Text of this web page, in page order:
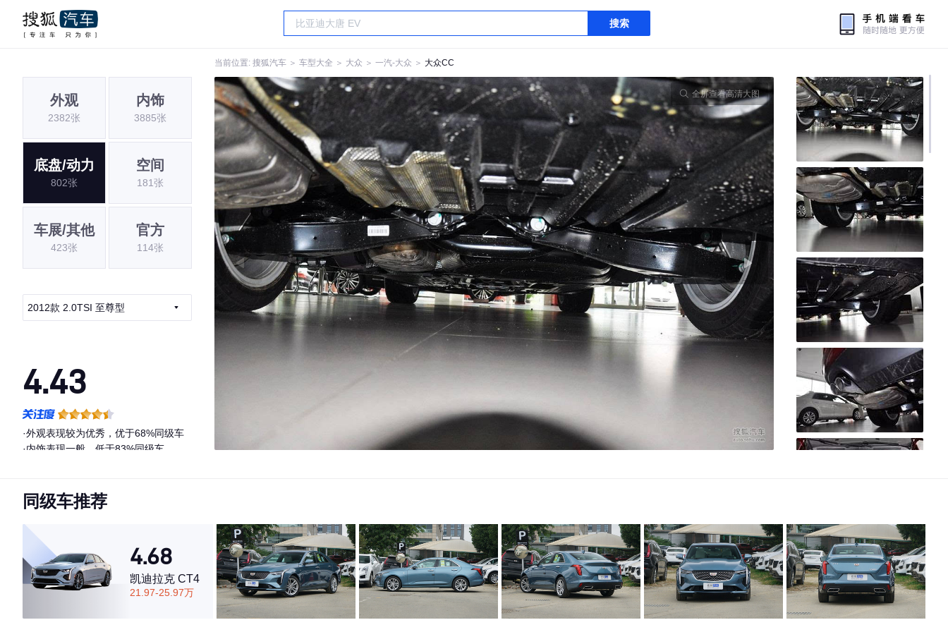
搜索
当前位置: 搜狐汽车 ＞ 车型大全 ＞ 大众 ＞ 一汽-大众 ＞ 大众CC
外观
2382张
内饰
3885张
底盘/动力
802张
空间
181张
车展/其他
423张
官方
114张
2012款 2.0TSI 至尊型
4.43
·外观表现较为优秀，优于68%同级车
·内饰表现一般，低于83%同级车
全屏查看高清大图
同级车推荐
4.68
凯迪拉克 CT4
21.97-25.97万